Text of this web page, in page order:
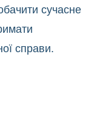
сучасне
справи.